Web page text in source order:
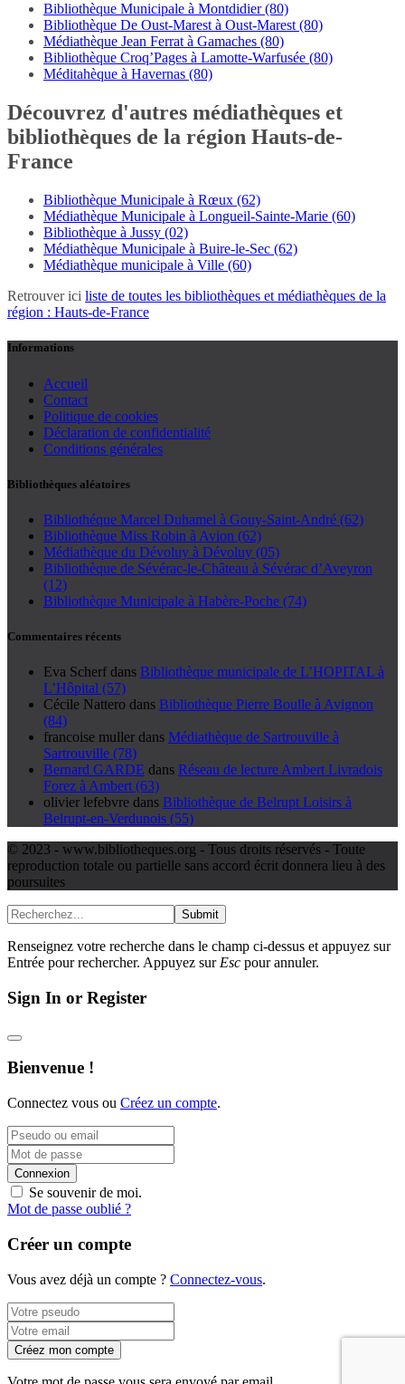
Bibliothèque Municipale à Montdidier (80)
Bibliothèque De Oust-Marest à Oust-Marest (80)
Médiathèque Jean Ferrat à Gamaches (80)
Bibliothèque Croq’Pages à Lamotte-Warfusée (80)
Méditahèque à Havernas (80)
Découvrez d'autres médiathèques et
bibliothèques de la région Hauts-de-
France
Bibliothèque Municipale à Rœux (62)
Médiathèque Municipale à Longueil-Sainte-Marie (60)
Bibliothèque à Jussy (02)
Médiathèque Municipale à Buire-le-Sec (62)
Médiathèque municipale à Ville (60)
Retrouver ici liste de toutes les bibliothèques et médiathèques de la
région : Hauts-de-France
Informations
Accueil
Contact
Politique de cookies
Déclaration de confidentialité
Conditions générales
Bibliothèques aléatoires
Bibliothéque Marcel Duhamel à Gouy-Saint-André (62)
Bibliothèque Miss Robin à Avion (62)
Médiathèque du Dévoluy à Dévoluy (05)
Bibliothèque de Sévérac-le-Château à Sévérac d’Aveyron
(12)
Bibliothèque Municipale à Habère-Poche (74)
Commentaires récents
Eva Scherf dans Bibliothèque municipale de L’HOPITAL à
L’Hôpital (57)
Cécile Nattero dans Bibliothèque Pierre Boulle à Avignon
(84)
francoise muller dans Médiathèque de Sartrouville à
Sartrouville (78)
Bernard GARDE dans Réseau de lecture Ambert Livradois
Forez à Ambert (63)
olivier lefebvre dans Bibliothèque de Belrupt Loisirs à
Belrupt-en-Verdunois (55)
© 2023 - www.bibliotheques.org - Tous droits réservés - Toute
reproduction totale ou partielle sans accord écrit donnera lieu à des
poursuites
Submit
Renseignez votre recherche dans le champ ci-dessus et appuyez sur
Entrée pour rechercher. Appuyez sur Esc pour annuler.
Sign In or Register
Bienvenue !
Connectez vous ou Créez un compte.
Connexion
Se souvenir de moi.
Mot de passe oublié ?
Créer un compte
Vous avez déjà un compte ? Connectez-vous.
Créez mon compte